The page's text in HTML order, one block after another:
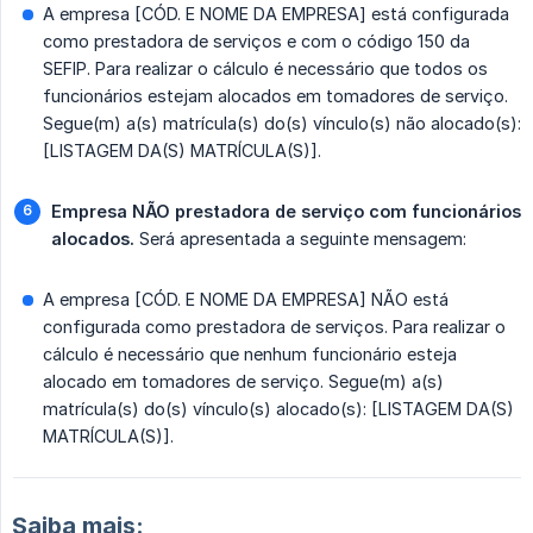
A empresa [CÓD. E NOME DA EMPRESA] está configurada
como prestadora de serviços e com o código 150 da
SEFIP. Para realizar o cálculo é necessário que todos os
funcionários estejam alocados em tomadores de serviço.
Segue(m) a(s) matrícula(s) do(s) vínculo(s) não alocado(s):
[LISTAGEM DA(S) MATRÍCULA(S)].
Empresa NÃO prestadora de serviço com funcionários
alocados. Será apresentada a seguinte mensagem:
A empresa [CÓD. E NOME DA EMPRESA] NÃO está
configurada como prestadora de serviços. Para realizar o
cálculo é necessário que nenhum funcionário esteja
alocado em tomadores de serviço. Segue(m) a(s)
matrícula(s) do(s) vínculo(s) alocado(s): [LISTAGEM DA(S)
MATRÍCULA(S)].
Saiba mais: